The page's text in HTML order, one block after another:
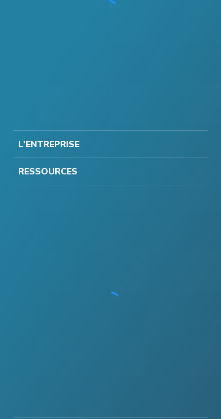
L'ENTREPRISE
RESSOURCES